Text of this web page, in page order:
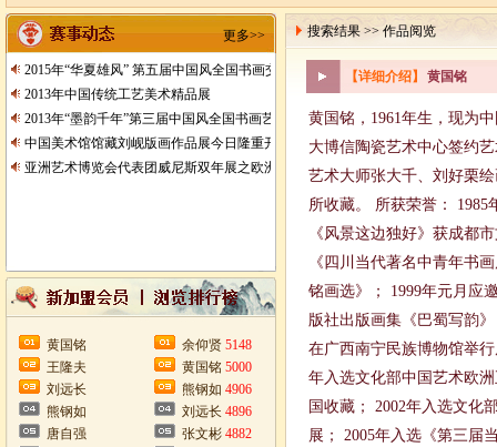
更多>>
2015年“华夏雄风” 第五届中国风全国书画交流赛暨纪念抗日战争胜利70周年书画
2013年中国传统工艺美术精品展
2013年“墨韵千年”第三届中国风全国书画艺术交流赛征稿
中国美术馆馆藏刘岘版画作品展今日隆重开展
亚洲艺术博览会代表团威尼斯双年展之欧洲行
黄国铭
王隆夫
刘远长
熊钢如
唐自强
余仰贤 5148
黄国铭 5000
熊钢如 4906
刘远长 4896
张文彬 4882
搜索结果 >> 作品阅览
【详细介绍】 黄国铭
黄国铭，1961年生，现为
大博信陶瓷艺术中心签约
艺术大师张大千、刘好栗
所收藏。 所获荣誉： 1985
《风景这边独好》获成都
《四川当代著名中青年书
铭画选》； 1999年元月应
版社出版画集《巴蜀写韵
在广西南宁民族博物馆举
年入选文化部中国艺术欧
国收藏； 2002年入选文化
展； 2005年入选《第三届